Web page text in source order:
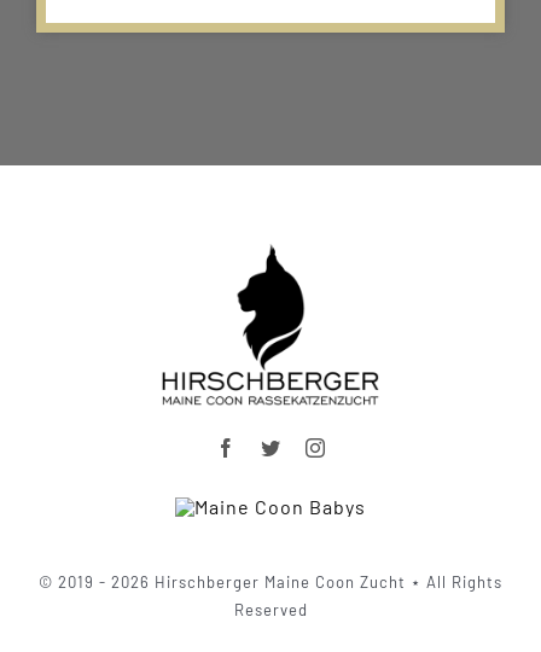
© 2019 - 2026 Hirschberger Maine Coon Zucht ⋆ All Rights
Reserved